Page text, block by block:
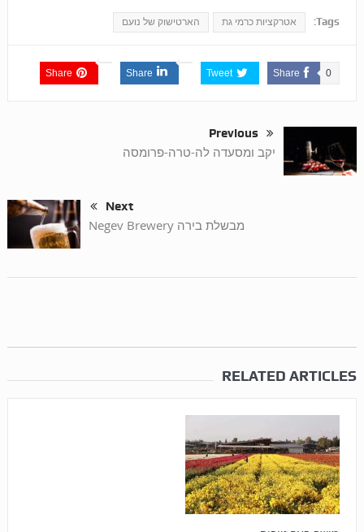
Tags: אטרקציות כרמי גת הארטישוק של נועם
Share 0
Tweet
Share
Share
Previous
יקב ומסעדה לה-טרה-פרומסה
Next
מבשלת בירה Negev Brewery
RELATED ARTICLES